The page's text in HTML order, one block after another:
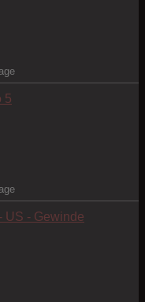
5
US - Gewinde